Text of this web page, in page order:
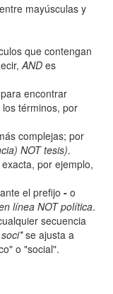
mayúsculas y
que contengan
AND es
para encontrar
términos, por
complejas; por
NOT tesis).
por ejemplo,
el prefijo - o
línea NOT política.
secuencia
se ajusta a
o "social".